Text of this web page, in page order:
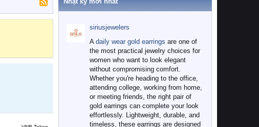
siriusjewelers
A daily wear gold earrings are one of
the most practical jewelry choices for
women who want to look elegant
without compromising comfort.
Whether you're heading to the office,
attending college, working from home,
or meeting friends, the right pair of
gold earrings can complete your look
effortlessly. Lightweight, durable, and
timeless, these earrings are designed